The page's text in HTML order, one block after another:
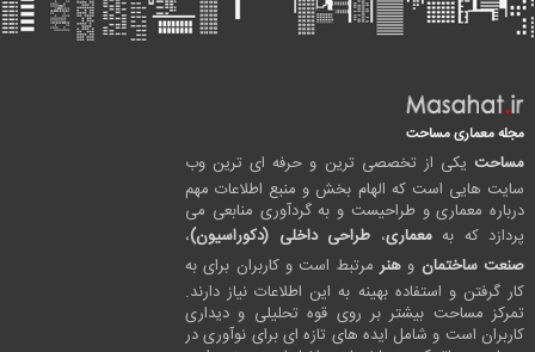
مجله معماری مساحت
مساحت یکی از تخصصی ترین و حرفه ای ترین وب
سایت هایی است که الهام بخش و منبع اطلاعات مهم
درباره معماری و طراحیست و به گردآوری منابعی می
پردازد که بهمعماری، طراحی داخلی (دکوراسیون)،
صنعت ساختمان و هنرمرتبط است و کاربران برای به
کار گرفتن و استفاده بهینه به این اطلاعات نیاز دارند.
تمرکز مساحت بیشتر بر روی قوه تحلیلی و دیداری
کاربران است و شامل ایده های تازه ای برای نوآوری در